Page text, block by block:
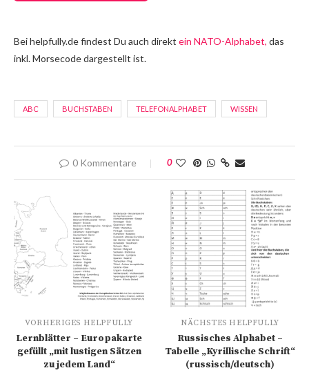
Bei helpfully.de findest Du auch direkt ein NATO-Alphabet, das
inkl. Morsecode dargestellt ist.
ABC BUCHSTABEN TELEFONALPHABET WISSEN
0 Kommentare 0
VORHERIGES HELPFULLY
Lernblätter – Europakarte
gefüllt „mit lustigen Sätzen
zu jedem Land“
NÄCHSTES HELPFULLY
Russisches Alphabet –
Tabelle „Kyrillische Schrift“
(russisch/deutsch)